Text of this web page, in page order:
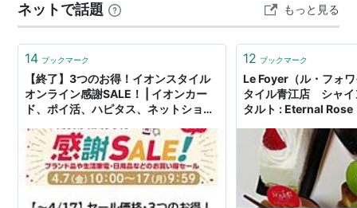
ます。 オーパの目の前の高崎駅側に、…
ネットで話題 もっと見る
14 ブックマーク
【終了】3つのお得！イオンスタイル
オンライン感謝SALE！ | イオンカー
ド、ポイ活、ハピタス、ネットショッ
12 ブックマーク
Le Foyer（ル・フォ
タイル青江店 シャイ
タルト : Eternal Rose